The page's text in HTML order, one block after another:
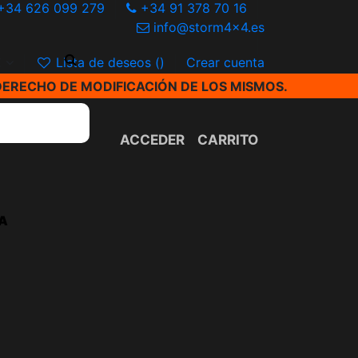
626 099 279
+34 91 378 70 16
info@storm4x4.es
Lista de deseos ()
Crear cuenta
DE MODIFICACIÓN DE LOS MISMOS.
ACCEDER CARRITO